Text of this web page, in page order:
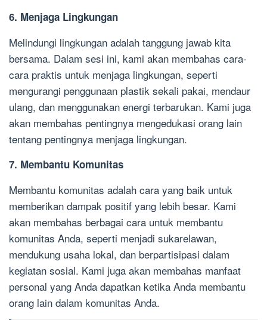
6. Menjaga Lingkungan
Melindungi lingkungan adalah tanggung jawab kita
bersama. Dalam sesi ini, kami akan membahas cara-
cara praktis untuk menjaga lingkungan, seperti
mengurangi penggunaan plastik sekali pakai, mendaur
ulang, dan menggunakan energi terbarukan. Kami juga
akan membahas pentingnya mengedukasi orang lain
tentang pentingnya menjaga lingkungan.
7. Membantu Komunitas
Membantu komunitas adalah cara yang baik untuk
memberikan dampak positif yang lebih besar. Kami
akan membahas berbagai cara untuk membantu
komunitas Anda, seperti menjadi sukarelawan,
mendukung usaha lokal, dan berpartisipasi dalam
kegiatan sosial. Kami juga akan membahas manfaat
personal yang Anda dapatkan ketika Anda membantu
orang lain dalam komunitas Anda.